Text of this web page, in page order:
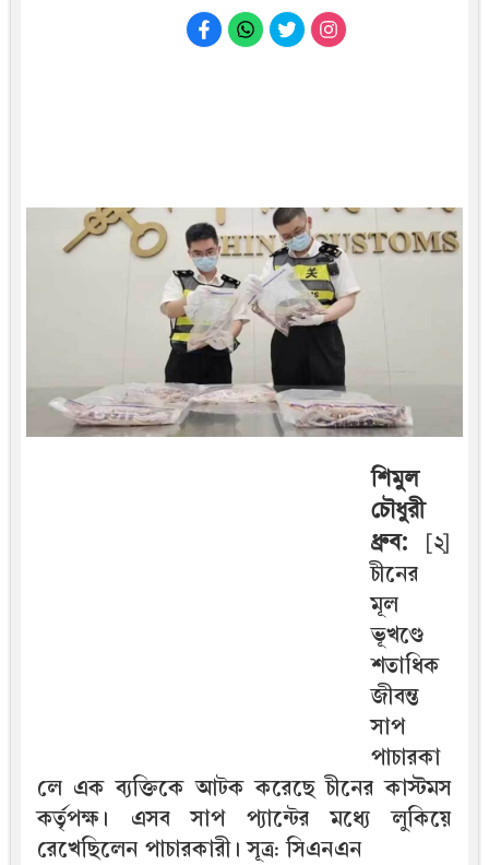
শিমুল
চৌধুরী
ধ্রুব:
[২]
চীনের
মূল
ভূখণ্ডে
শতাধিক
জীবন্ত
সাপ
পাচারকা
লে এক ব্যক্তিকে আটক করেছে চীনের কাস্টমস
কর্তৃপক্ষ। এসব সাপ প্যান্টের মধ্যে লুকিয়ে
রেখেছিলেন পাচারকারী। সূত্র: সিএনএন